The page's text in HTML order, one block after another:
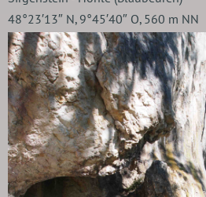
48°23′13″ N, 9°45′40″ O, 560 m NN